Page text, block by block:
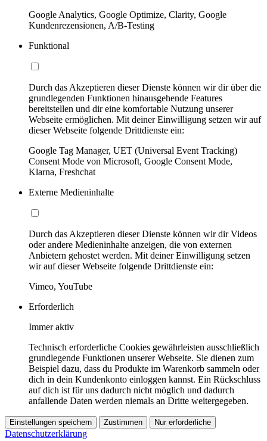
Google Analytics, Google Optimize, Clarity, Google
Kundenrezensionen, A/B-Testing
Funktional
Durch das Akzeptieren dieser Dienste können wir dir über die
grundlegenden Funktionen hinausgehende Features
bereitstellen und dir eine komfortable Nutzung unserer
Webseite ermöglichen. Mit deiner Einwilligung setzen wir auf
dieser Webseite folgende Drittdienste ein:
Google Tag Manager, UET (Universal Event Tracking)
Consent Mode von Microsoft, Google Consent Mode,
Klarna, Freshchat
Externe Medieninhalte
Durch das Akzeptieren dieser Dienste können wir dir Videos
oder andere Medieninhalte anzeigen, die von externen
Anbietern gehostet werden. Mit deiner Einwilligung setzen
wir auf dieser Webseite folgende Drittdienste ein:
Vimeo, YouTube
Erforderlich
Immer aktiv
Technisch erforderliche Cookies gewährleisten ausschließlich
grundlegende Funktionen unserer Webseite. Sie dienen zum
Beispiel dazu, dass du Produkte im Warenkorb sammeln oder
dich in dein Kundenkonto einloggen kannst. Ein Rückschluss
auf dich ist für uns dadurch nicht möglich und dadurch
anfallende Daten werden niemals an Dritte weitergegeben.
Einstellungen speichern Zustimmen Nur erforderliche
Datenschutzerklärung